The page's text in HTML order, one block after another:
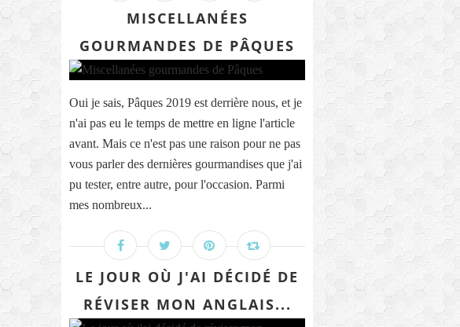
MISCELLANÉES
GOURMANDES DE PÂQUES
Oui je sais, Pâques 2019 est derrière nous, et je
n'ai pas eu le temps de mettre en ligne l'article
avant. Mais ce n'est pas une raison pour ne pas
vous parler des dernières gourmandises que j'ai
pu tester, entre autre, pour l'occasion. Parmi
mes nombreux...
LE JOUR OÙ J'AI DÉCIDÉ DE
RÉVISER MON ANGLAIS...